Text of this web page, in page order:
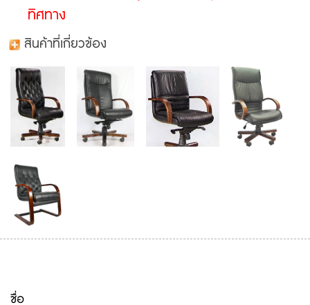
ทิศทาง
สินค้าที่เกี่ยวข้อง
ชื่อ